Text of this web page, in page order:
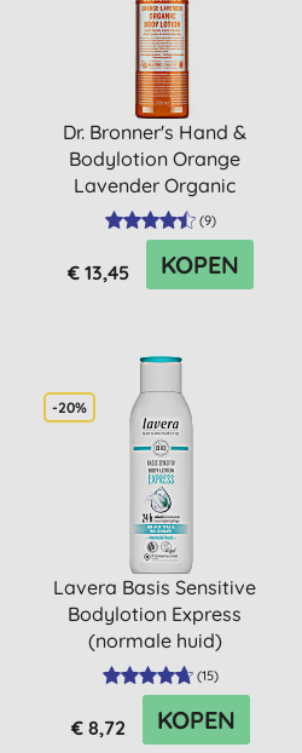
Dr. Bronner's Hand &
Bodylotion Orange
Lavender Organic
(9)
€ 13,45 KOPEN
-20%
Lavera Basis Sensitive
Bodylotion Express
(normale huid)
(15)
€ 8,72 KOPEN